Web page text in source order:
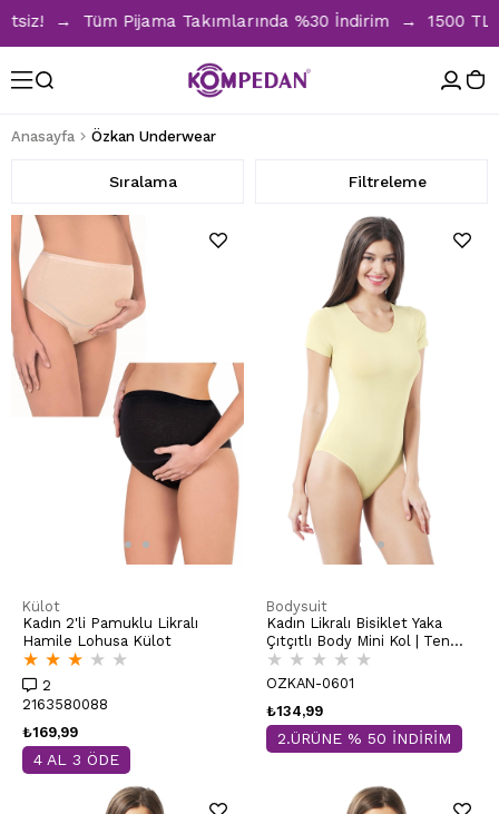
Takımlarında %30 İndirim → 1500 TL ve üzeri
Anasayfa Özkan Underwear
Filtreleme
Sıralama
Külot
Kadın 2'li Pamuklu Likralı
Hamile Lohusa Külot
★ ★ ★ ★ ★
2
2163580088
₺169,99
4 AL 3 ÖDE
Bodysuit
Kadın Likralı Bisiklet Yaka
Çıtçıtlı Body Mini Kol | Ten
0601
★ ★ ★ ★ ★
OZKAN-0601
₺134,99
2.ÜRÜNE % 50 İNDİRİM